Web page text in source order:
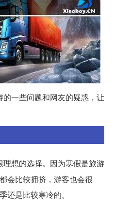
的一些问题和网友的疑惑，让
理想的选择。因为寒假是旅游
会比较拥挤，游客也会很
还是比较寒冷的。